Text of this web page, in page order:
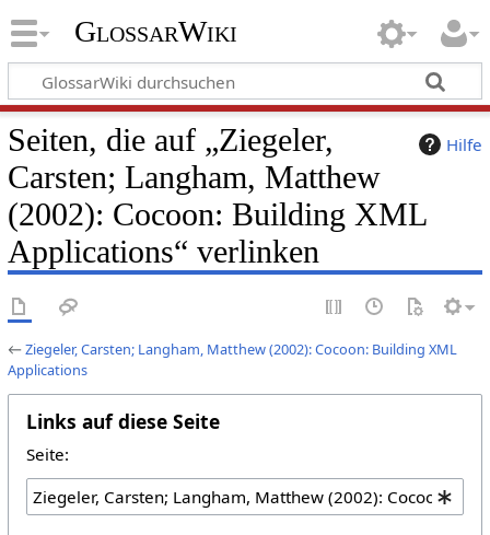
GlossarWiki
Hilfe
Seiten, die auf „Ziegeler,
Carsten; Langham, Matthew
(2002): Cocoon: Building XML
Applications“ verlinken
←Ziegeler, Carsten; Langham, Matthew (2002): Cocoon: Building XML
Applications
Links auf diese Seite
Seite: